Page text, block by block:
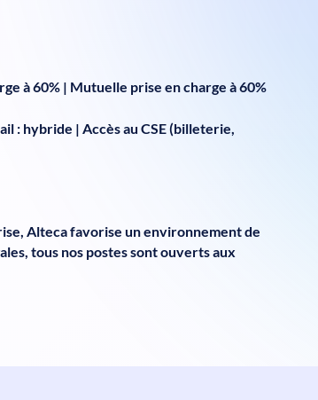
à 60% | Mutuelle prise en charge à 60%
: hybride | Accès au CSE (billeterie,
Alteca favorise un environnement de
tous nos postes sont ouverts aux